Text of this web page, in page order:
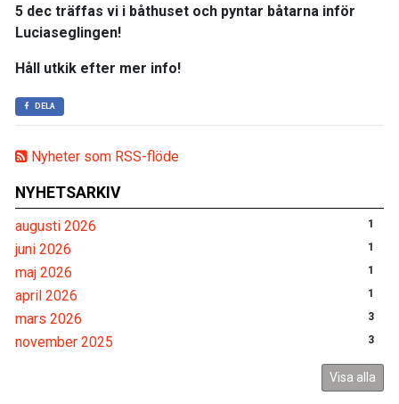
Nyheter som RSS-flöde
NYHETSARKIV
augusti 2026 1
juni 2026 1
maj 2026 1
april 2026 1
mars 2026 3
november 2025 3
Visa alla
5 dec träffas vi i båthuset och pyntar båtarna inför
Luciaseglingen!
Håll utkik efter mer info!
DELA